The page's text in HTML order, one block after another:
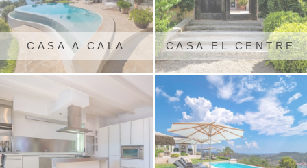
CASA A CALA
LLAMP
CASA EL CENTRE
DE L'ILLA